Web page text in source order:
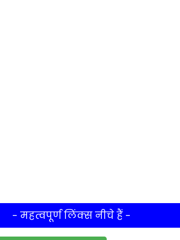
- महत्वपूर्ण लिंक्स नीचे हैं -